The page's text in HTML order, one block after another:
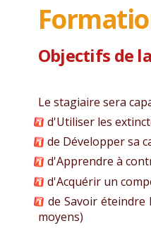
Objectifs de
Le stagiaire sera
d'Utiliser les
de Développer sa
d'Apprendre à
d'Acquérir un
de Savoir éteindre
moyens)